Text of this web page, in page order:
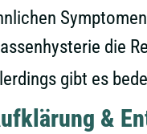
die
gibt es
&